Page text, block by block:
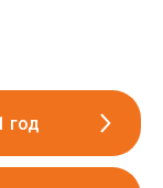
год